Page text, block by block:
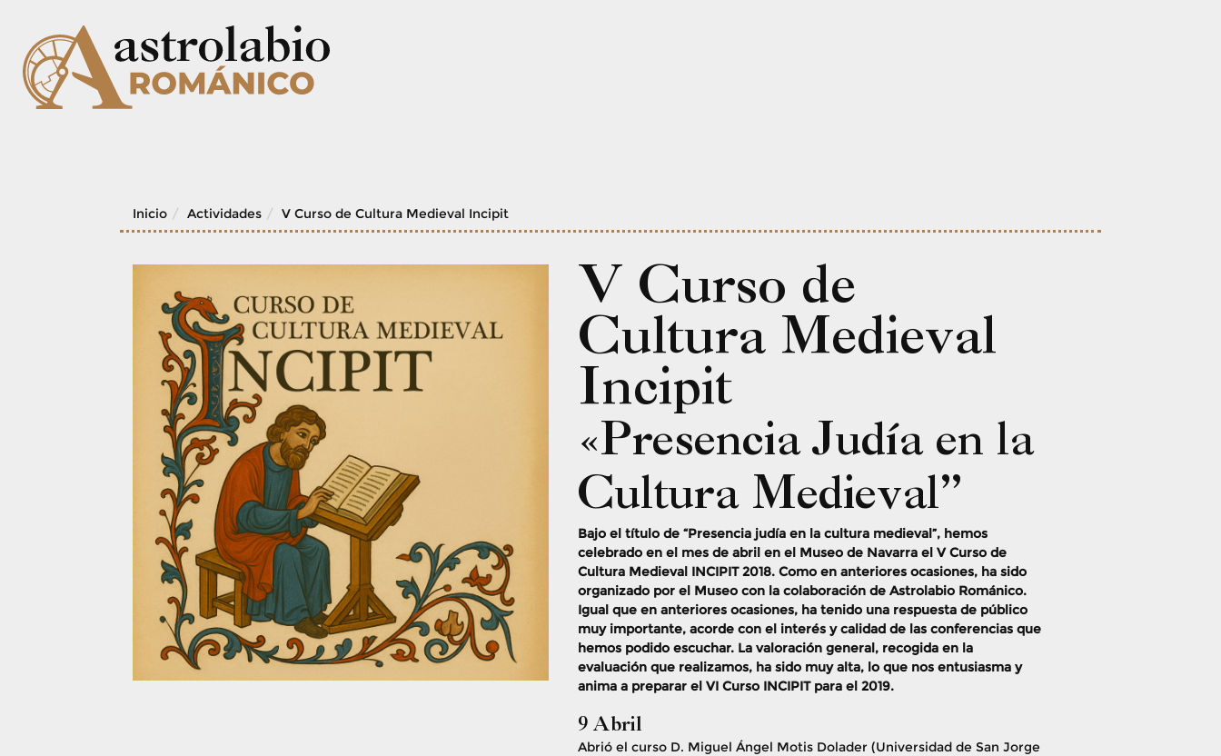
content
Inicio Actividades V Curso de Cultura Medieval Incipit
V Curso de
Cultura Medieval
Incipit
«Presencia Judía en la
Cultura Medieval”
Bajo el título de “Presencia judía en la cultura medieval”, hemos
celebrado en el mes de abril en el Museo de Navarra el V Curso de
Cultura Medieval INCIPIT 2018. Como en anteriores ocasiones, ha sido
organizado por el Museo con la colaboración de Astrolabio Románico.
Igual que en anteriores ocasiones, ha tenido una respuesta de público
muy importante, acorde con el interés y calidad de las conferencias que
hemos podido escuchar. La valoración general, recogida en la
evaluación que realizamos, ha sido muy alta, lo que nos entusiasma y
anima a preparar el VI Curso INCIPIT para el 2019.
9 Abril
Abrió el curso D. Miguel Ángel Motis Dolader (Universidad de San Jorge